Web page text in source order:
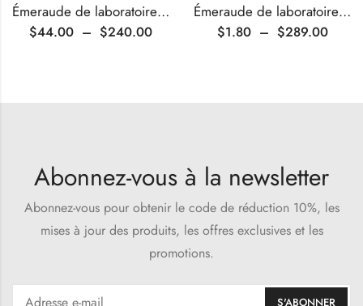
Émeraude de laboratoire à taille princesse certifiée AGL
$44.00 – $240.00
Émeraude de laboratoire à taille ronde certifiée AGL
$1.80 – $289.00
Abonnez-vous à la newsletter
Abonnez-vous pour obtenir le code de réduction 10%, les
mises à jour des produits, les offres exclusives et les
promotions.